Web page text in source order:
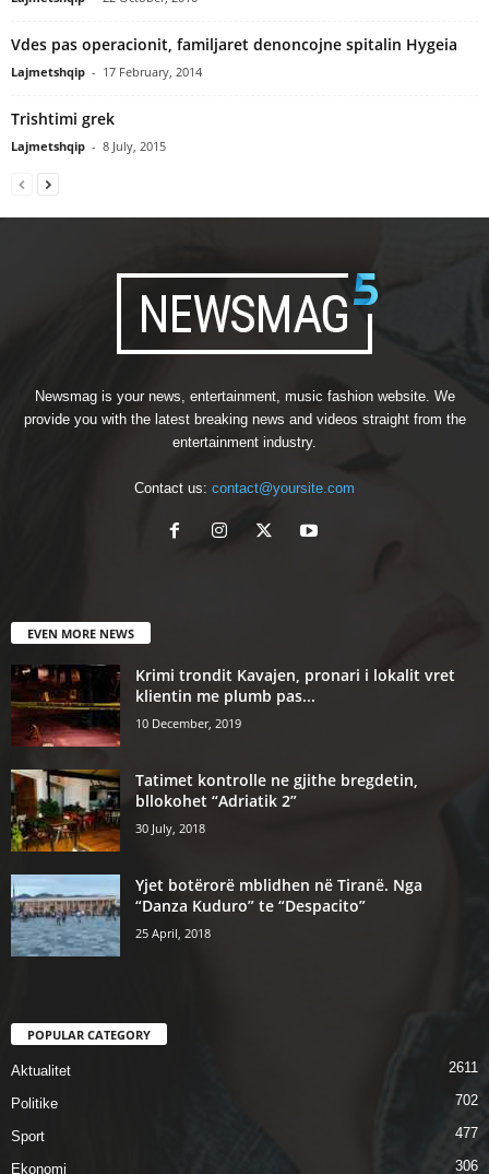
Vdes pas operacionit, familjaret denoncojne spitalin Hygeia
Lajmetshqip - 17 February, 2014
Trishtimi grek
Lajmetshqip - 8 July, 2015
Newsmag is your news, entertainment, music fashion website. We
provide you with the latest breaking news and videos straight from the
entertainment industry.
Contact us: contact@yoursite.com
EVEN MORE NEWS
Krimi trondit Kavajen, pronari i lokalit vret
klientin me plumb pas...
10 December, 2019
Tatimet kontrolle ne gjithe bregdetin,
bllokohet “Adriatik 2”
30 July, 2018
Yjet botërorë mblidhen në Tiranë. Nga
“Danza Kuduro” te “Despacito”
25 April, 2018
POPULAR CATEGORY
Aktualitet 2611
Politike 702
Sport 477
Ekonomi 306